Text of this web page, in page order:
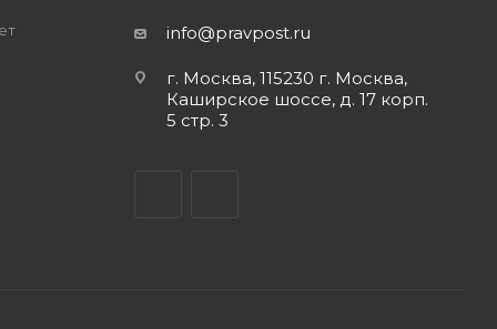
info@pravpost.ru
г. Москва, 115230 г. Москва,
Каширское шоссе, д. 17 корп.
5 стр. 3